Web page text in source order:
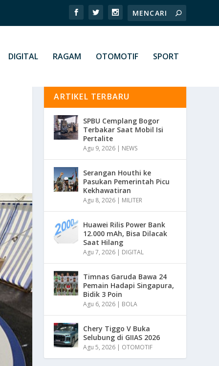
DIGITAL RAGAM OTOMOTIF SPORT
ARTIKEL TERBARU
SPBU Cemplang Bogor
Terbakar Saat Mobil Isi
Pertalite
Agu 9, 2026 | NEWS
Serangan Houthi ke
Pasukan Pemerintah Picu
Kekhawatiran
Agu 8, 2026 | MILITER
Huawei Rilis Power Bank
12.000 mAh, Bisa Dilacak
Saat Hilang
Agu 7, 2026 | DIGITAL
Timnas Garuda Bawa 24
Pemain Hadapi Singapura,
Bidik 3 Poin
Agu 6, 2026 | BOLA
Chery Tiggo V Buka
Selubung di GIIAS 2026
Agu 5, 2026 | OTOMOTIF